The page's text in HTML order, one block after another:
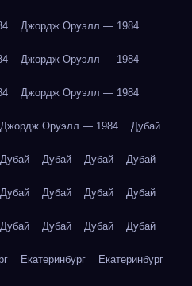
Джордж Оруэлл — 1984
Джордж Оруэлл — 1984
Джордж Оруэлл — 1984
Джордж Оруэлл — 1984 Дубай
Дубай Дубай Дубай Дубай
Дубай Дубай Дубай Дубай
Дубай Дубай Дубай Дубай
Екатеринбург Екатеринбург